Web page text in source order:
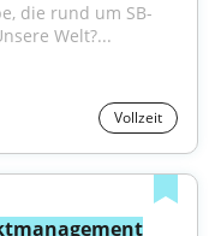
die rund um SB-
Welt?...
Vollzeit